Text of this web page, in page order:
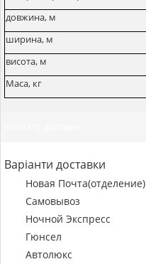
довжина, м
ширина, м
висота, м
Маса, кг
Варіанти доставки
Новая Почта(отделение)
Самовывоз
Ночной Экспресс
Гюнсел
Автолюкс